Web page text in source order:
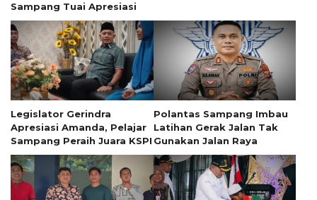
Sampang Tuai Apresiasi
Legislator Gerindra
Apresiasi Amanda, Pelajar
Sampang Peraih Juara KSPI
Polantas Sampang Imbau
Latihan Gerak Jalan Tak
Gunakan Jalan Raya